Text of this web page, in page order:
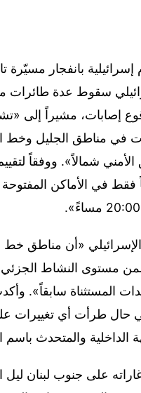
إسرائيلية بانفجار
سقوط عدة
إصابات، مشيراً إلى
في مناطق الجليل وخط
شمالاً». ووفقاً
«أن مناطق خط
مستوى النشاط الجزئي
المستثناة سابقاً».
حال طرأت أي تغييرات
الداخلية والمتحدث
على جنوب لبنان